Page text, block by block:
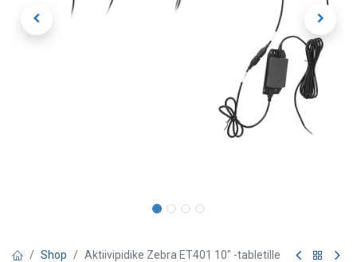
Shop Aktiivipidike Zebra ET401 10" -tabletille